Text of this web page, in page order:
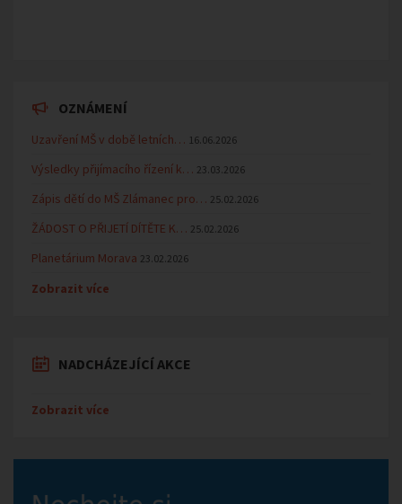
OZNÁMENÍ
Uzavření MŠ v době letních… 16.06.2026
Výsledky přijímacího řízení k… 23.03.2026
Zápis dětí do MŠ Zlámanec pro… 25.02.2026
ŽÁDOST O PŘIJETÍ DÍTĚTE K… 25.02.2026
Planetárium Morava 23.02.2026
Zobrazit více
NADCHÁZEJÍCÍ AKCE
Zobrazit více